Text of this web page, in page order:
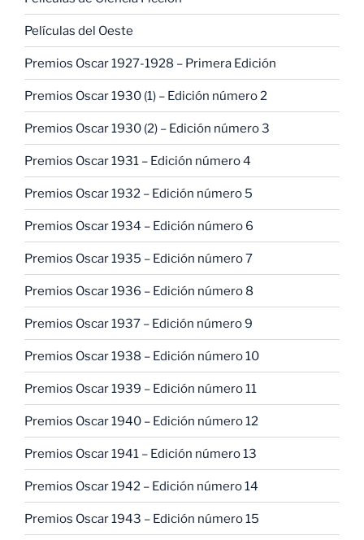
Películas del Oeste
Premios Oscar 1927-1928 – Primera Edición
Premios Oscar 1930 (1) – Edición número 2
Premios Oscar 1930 (2) – Edición número 3
Premios Oscar 1931 – Edición número 4
Premios Oscar 1932 – Edición número 5
Premios Oscar 1934 – Edición número 6
Premios Oscar 1935 – Edición número 7
Premios Oscar 1936 – Edición número 8
Premios Oscar 1937 – Edición número 9
Premios Oscar 1938 – Edición número 10
Premios Oscar 1939 – Edición número 11
Premios Oscar 1940 – Edición número 12
Premios Oscar 1941 – Edición número 13
Premios Oscar 1942 – Edición número 14
Premios Oscar 1943 – Edición número 15